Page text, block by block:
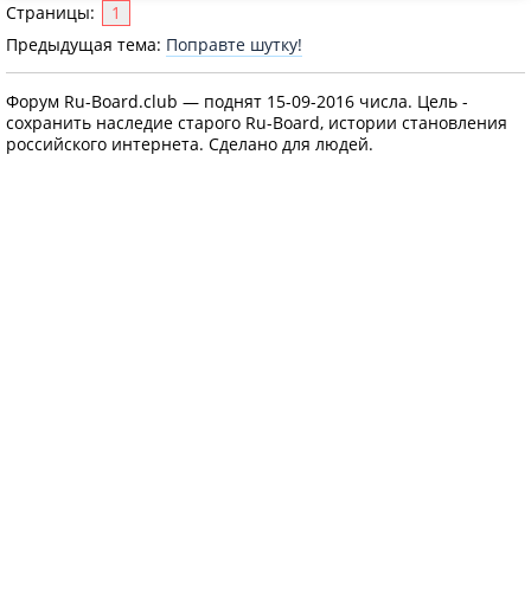
Страницы:
1
Предыдущая тема: Поправте шутку!
Форум Ru-Board.club — поднят 15-09-2016 числа. Цель -
сохранить наследие старого Ru-Board, истории становления
российского интернета. Сделано для людей.